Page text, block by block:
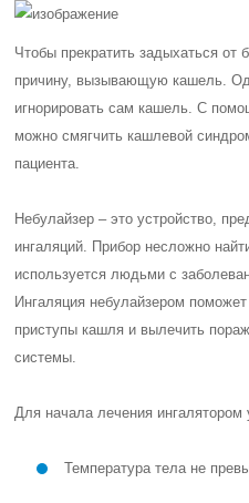
Чтобы прекратить задыхаться от
причину, вызывающую кашель.
игнорировать сам кашель. С
можно смягчить кашлевой
пациента.
Небулайзер – это устройство,
ингаляций. Прибор несложно
используется людьми с
Ингаляция небулайзером поможет
приступы кашля и вылечить
системы.
Для начала лечения ингалятором
Температура тела не